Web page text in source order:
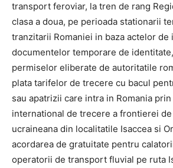
transport feroviar, la tren de rang
clasa a doua, pe perioada stationarii
tranzitarii Romaniei in baza actelor de
documentelor temporare de
permiselor eliberate de autoritatile
plata tarifelor de trecere cu bacul
sau apatrizii care intra in Romania
international de trecere a frontierei
ucraineana din localitatile Isaccea si
acordarea de gratuitate pentru
operatorii de transport fluvial pe ruta